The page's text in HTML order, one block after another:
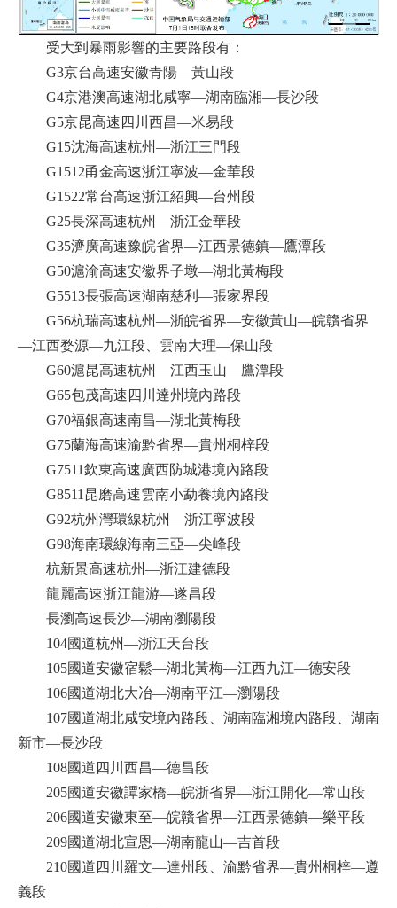
受大到暴雨影響的主要路段有：
G3京台高速安徽青陽—黃山段
G4京港澳高速湖北咸寧—湖南臨湘—長沙段
G5京昆高速四川西昌—米易段
G15沈海高速杭州—浙江三門段
G1512甬金高速浙江寧波—金華段
G1522常台高速浙江紹興—台州段
G25長深高速杭州—浙江金華段
G35濟廣高速豫皖省界—江西景德鎮—鷹潭段
G50滬渝高速安徽界子墩—湖北黃梅段
G5513長張高速湖南慈利—張家界段
G56杭瑞高速杭州—浙皖省界—安徽黃山—皖贛省界
—江西婺源—九江段、雲南大理—保山段
G60滬昆高速杭州—江西玉山—鷹潭段
G65包茂高速四川達州境內路段
G70福銀高速南昌—湖北黃梅段
G75蘭海高速渝黔省界—貴州桐梓段
G7511欽東高速廣西防城港境內路段
G8511昆磨高速雲南小勐養境內路段
G92杭州灣環線杭州—浙江寧波段
G98海南環線海南三亞—尖峰段
杭新景高速杭州—浙江建德段
龍麗高速浙江龍游—遂昌段
長瀏高速長沙—湖南瀏陽段
104國道杭州—浙江天台段
105國道安徽宿鬆—湖北黃梅—江西九江—德安段
106國道湖北大冶—湖南平江—瀏陽段
107國道湖北咸安境內路段、湖南臨湘境內路段、湖南
新市—長沙段
108國道四川西昌—德昌段
205國道安徽譚家橋—皖浙省界—浙江開化—常山段
206國道安徽東至—皖贛省界—江西景德鎮—樂平段
209國道湖北宣恩—湖南龍山—吉首段
210國道四川羅文—達州段、渝黔省界—貴州桐梓—遵
義段